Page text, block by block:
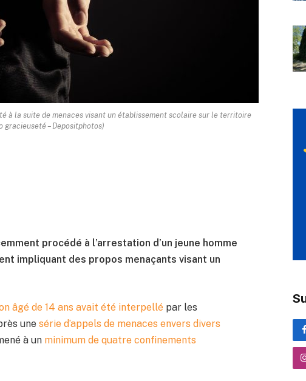
à la suite de menaces visant un établissement scolaire sur le territoire
gracieuseté – Depositphotos)
procédé à l’arrestation d’un jeune homme
impliquant des propos menaçants visant un
âgé de 14 ans avait été interpellé par les
unesérie d’appels de menaces envers divers
à un minimum de quatre confinements